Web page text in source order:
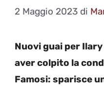
2 Maggio 2023 di
Nuovi guai per
aver colpito la
Famosi: sparisce